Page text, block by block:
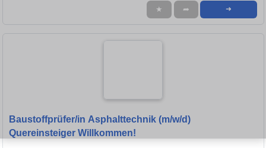
★ ➦ ➜
Baustoffprüfer/in Asphalttechnik (m/w/d)
Quereinsteiger Willkommen!